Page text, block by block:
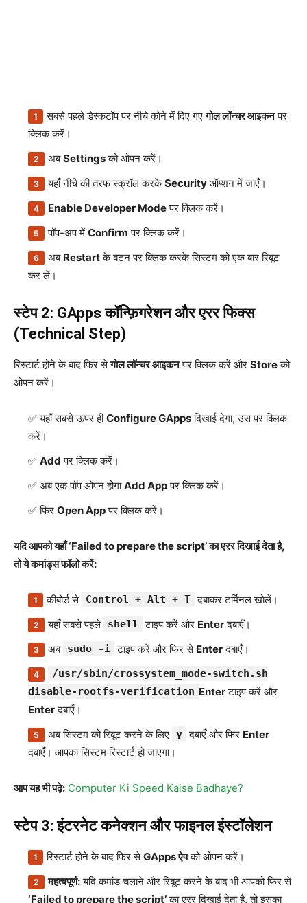
सबसे पहले डेस्कटॉप पर नीचे कोने में दिए गएगोल लॉन्चर आइकनपर
क्लिक करें।
अबSettingsको ओपन करें।
यहाँ नीचे की तरफ स्क्रॉल करकेSecurity ऑप्शन में जाएँ।
Enable Developer Modeपर क्लिक करें।
पॉप-अप में Confirm पर क्लिक करें।
अब Restartके बटन पर क्लिक करके सिस्टम को एक बार रिबूट
कर लें।
स्टेप 2: GApps कॉन्फ़िगरेशन और एरर फिक्स
(Technical Step)
रिस्टार्ट होने के बाद फिर सेगोल लॉन्चर आइकनपर क्लिक करें और Storeको
ओपन करें।
यहाँ सबसे ऊपर हीConfigure GAppsदिखाई देगा, उस पर क्लिक
करें।
Add पर क्लिक करें।
अब एक पॉप ओपन होगाAdd Appपर क्लिक करें।
फिर Open Appपर क्लिक करें।
यदि आपको यहाँ ‘Failed to prepare the script’ का एरर दिखाई देता है,
तो ये कमांड्स फॉलो करें:
कीबोर्ड से Control + Alt + T दबाकर टर्मिनल खोलें।
यहाँ सबसे पहले
shell टाइप करें और Enterदबाएँ।
अब sudo -i टाइप करें और फिर से Enterदबाएँ।
/usr/sbin/crossystem_mode-switch.sh
disable-rootfs-verification Enterटाइप करें और
Enterदबाएँ।
अब सिस्टम को रिबूट करने के लिए y दबाएँ और फिर Enter
दबाएँ। आपका सिस्टम रिस्टार्ट हो जाएगा।
आप यह भी पढ़े: Computer Ki Speed Kaise Badhaye?
स्टेप 3: इंटरनेट कनेक्शन और फाइनल इंस्टॉलेशन
रिस्टार्ट होने के बाद फिर सेGApps ऐपको ओपन करें।
महत्वपूर्ण:यदि कमांड चलाने और रिबूट करने के बाद भी आपको फिर से
‘Failed to prepare the script’का एरर दिखाई देता है, तो इसका